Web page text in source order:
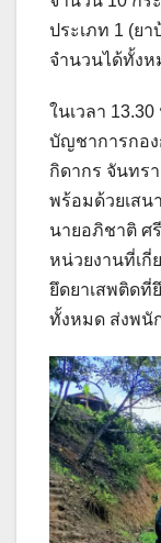
ประเภท 1 (ยา
จำนวนได้ทั้งห
ในเวลา
บัญชาการกอง
กิดากร จันทร
พร้อมด้วยเสน
นายอภิชาติ ศ
หน่วยงานที่เกี่
ยึดยาเสพติดที่
ทั้งหมด ส่งพนั